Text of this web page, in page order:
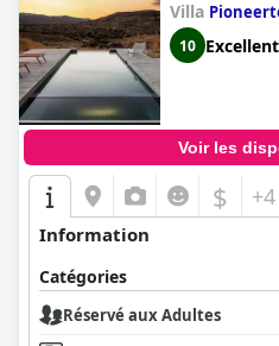
Villa
10 Excellent
Voir les
$ +4
Information
Catégories
Réservé aux Adultes